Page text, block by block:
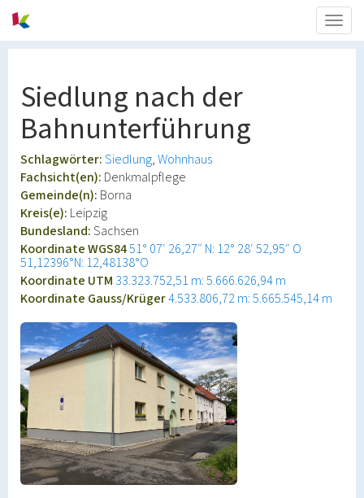
Siedlung nach der
Bahnunterführung
Schlagwörter:Siedlung Wohnhaus
Fachsicht(en): Denkmalpflege
Gemeinde(n): Borna
Kreis(e): Leipzig
Bundesland:Sachsen
Koordinate WGS8451° 07′ 26,27″ N: 12° 28′ 52,95″ O
51,12396°N: 12,48138°O
Koordinate UTM 33.323.752,51 m: 5.666.626,94 m
Koordinate Gauss/Krüger4.533.806,72 m: 5.665.545,14 m